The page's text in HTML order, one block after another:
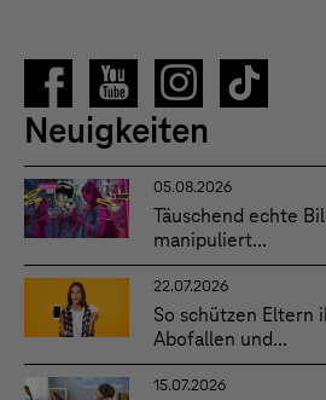
Neuigkeiten
05.08.2026
Täuschend echte
manipuliert...
22.07.2026
So schützen Eltern
Abofallen und...
15.07.2026